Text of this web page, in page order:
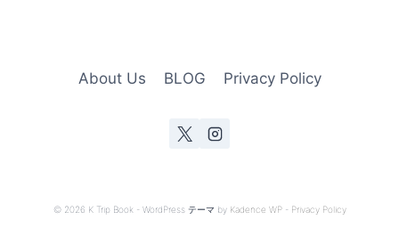
About Us BLOG Privacy Policy
© 2026 K Trip Book - WordPress テーマ by Kadence WP- Privacy Policy